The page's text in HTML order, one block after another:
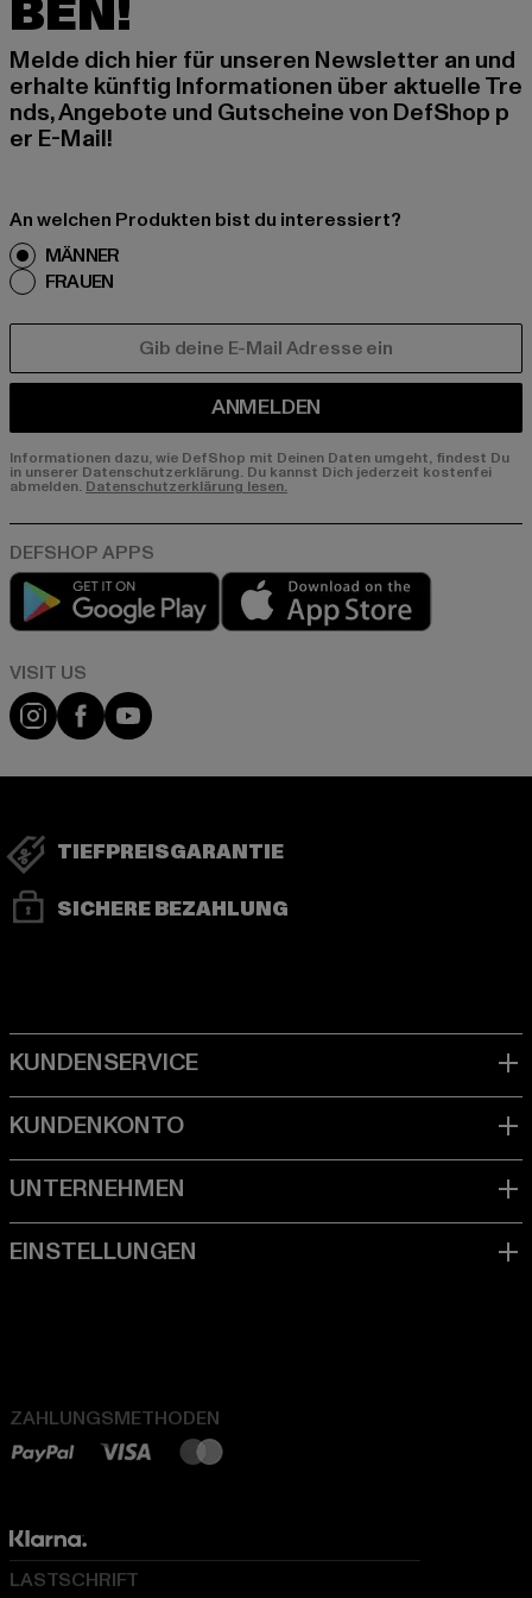
BEN!
Melde dich hier für unseren Newsletter an und
erhalte künftig Informationen über aktuelle Tre
nds, Angebote und Gutscheine von DefShop p
er E-Mail!
An welchen Produkten bist du interessiert?
MÄNNER
FRAUEN
ANMELDEN
Informationen dazu, wie DefShop mit Deinen Daten umgeht, findest Du
in unserer Datenschutzerklärung. Du kannst Dich jederzeit kostenfei
abmelden. Datenschutzerklärung lesen.
Play market
Visit our Instagram page:
Visit our Facebook page:
Visit our YouTube channel:
TIEFPREISGARANTIE
SICHERE BEZAHLUNG
ZAHLUNGSMETHODEN
LASTSCHRIFT